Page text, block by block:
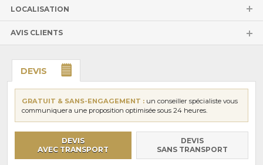
LOCALISATION
AVIS CLIENTS
DEVIS
GRATUIT & SANS-ENGAGEMENT : un conseiller spécialiste vous
communiquera une proposition optimisée sous 24 heures.
DEVIS
AVEC TRANSPORT
DEVIS
SANS TRANSPORT